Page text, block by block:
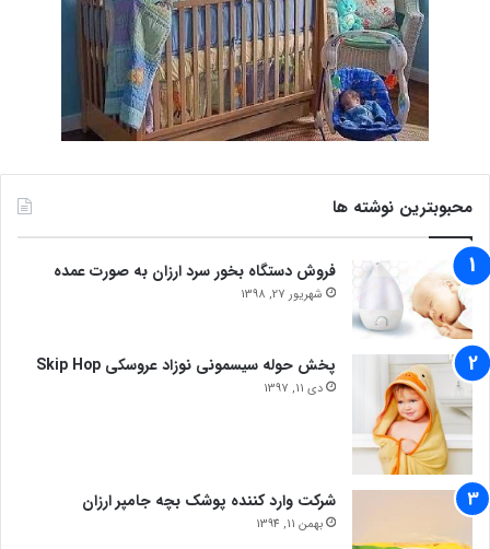
محبوبترین نوشته ها
فروش دستگاه بخور سرد ارزان به صورت عمده
شهریور 27, 1398
پخش حوله سیسمونی نوزاد عروسکی Skip Hop
دی 11, 1397
شرکت وارد کننده پوشک بچه جامپر ارزان
بهمن 11, 1394